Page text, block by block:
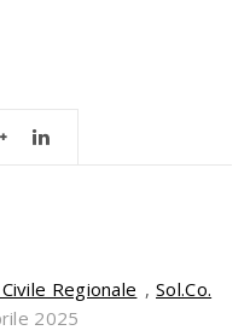
Regionale ,Sol.Co.
2025